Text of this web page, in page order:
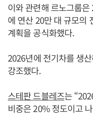
이와 관련해 르노그룹
에 연산 20만 대 규모의
계획을 공식화했다.
2026년에 전기차를 생
강조했다.
스테판 드블레즈는
비중은 20% 정도이고